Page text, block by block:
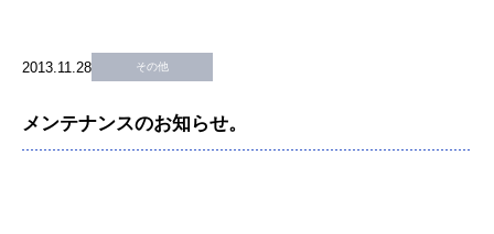
2013.11.28 その他
メンテナンスのお知らせ。